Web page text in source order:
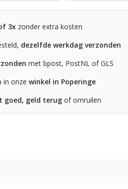
3x zonder extra kosten
dezelfde werkdag verzonden
met bpost, PostNL of GLS
in onzewinkel in Poperinge
goed, geld terug of omruilen